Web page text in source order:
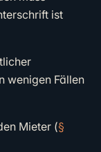
ist
wenigen Fällen
Mieter (§